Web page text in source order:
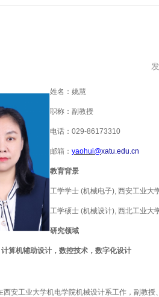
姓名： 姚慧
职称： 副教授
电话： 029-86173310
邮箱： yaohui@xatu.edu.cn
教育背景
工学学士 (机械电子), 西安工业大
工学硕士 (机械设计), 西北工业大
研究领域
算机辅助设计，数控技术，数字化设计
西安工业大学机电学院机械设计系工作，副教授